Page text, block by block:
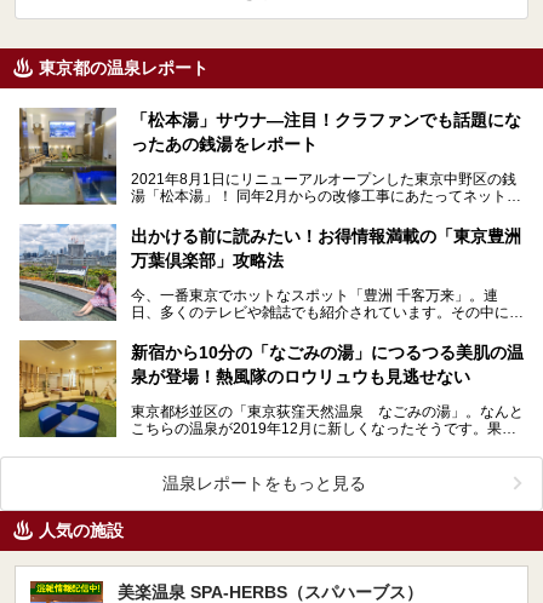
東京都の温泉レポート
「松本湯」サウナ―注目！クラファンでも話題にな
ったあの銭湯をレポート
2021年8月1日にリニューアルオープンした東京中野区の銭
湯「松本湯」！ 同年2月からの改修工事にあたってネットで
出かける前に読みたい！お得情報満載の「東京豊洲
万葉倶楽部」攻略法
今、一番東京でホットなスポット「豊洲 千客万来」。連
日、多くのテレビや雑誌でも紹介されています。その中にあ
集…
新宿から10分の「なごみの湯」につるつる美肌の温
泉が登場！熱風隊のロウリュウも見逃せない
東京都杉並区の「東京荻窪天然温泉 なごみの湯」。なんと
こちらの温泉が2019年12月に新しくなったそうです。果た
温泉レポートをもっと見る
人気の施設
美楽温泉 SPA-HERBS（スパハーブス）